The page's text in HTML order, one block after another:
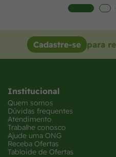
Cadastre-se para
Institucional
Quem somos
Dúvidas frequentes
Atendimento
Trabalhe conosco
Ajude uma ONG
Receba Ofertas
Tabloide de Ofertas